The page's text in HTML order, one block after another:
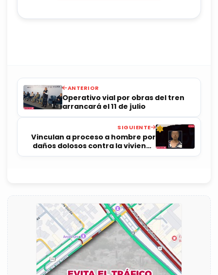
ANTERIOR
Operativo vial por obras del tren
arrancará el 11 de julio
SIGUIENTE
Vinculan a proceso a hombre por
daños dolosos contra la vivienda
de su expareja